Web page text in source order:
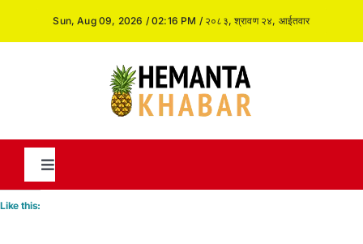
Sun, Aug 09, 2026 / 02:16 PM / २०८३, श्रावण २४, आईतवार
Toggle
Navigation
Like this: